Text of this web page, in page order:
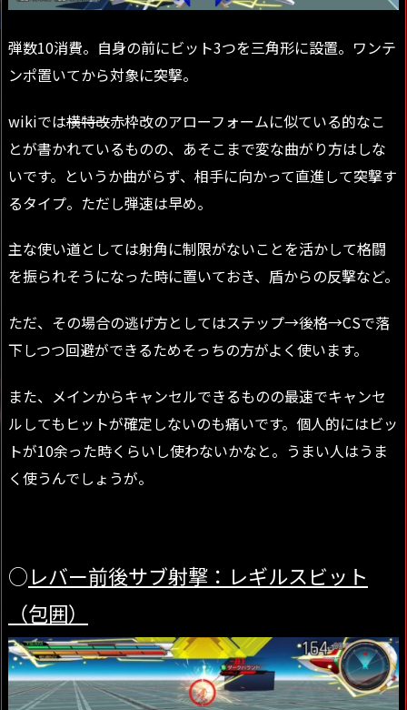
弾数10消費。自身の前にビット3つを三角形に設置。ワンテ
ンポ置いてから対象に突撃。
wikiでは横特改赤枠改のアローフォームに似ている的なこ
とが書かれているものの、あそこまで変な曲がり方はしな
いです。というか曲がらず、相手に向かって直進して突撃す
るタイプ。ただし弾速は早め。
主な使い道としては射角に制限がないことを活かして格闘
を振られそうになった時に置いておき、盾からの反撃など。
ただ、その場合の逃げ方としてはステップ→後格→CSで落
下しつつ回避ができるためそっちの方がよく使います。
また、メインからキャンセルできるものの最速でキャンセ
ルしてもヒットが確定しないのも痛いです。個人的にはビッ
トが10余った時くらいし使わないかなと。うまい人はうま
く使うんでしょうが。
○レバー前後サブ射撃：レギルスビット
（包囲）